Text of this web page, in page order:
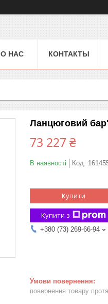
О НАС КОНТАКТЫ
Ланцюговий
73 227 ₴
В наявності Код:
Купити
Купити з
+380 (73) 269-66-94
повернення товару